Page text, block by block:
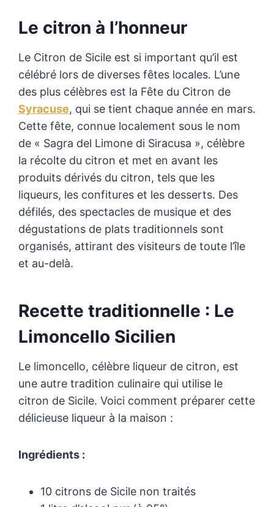
Le citron à l’honneur
Le Citron de Sicile est si important qu’il est
célébré lors de diverses fêtes locales. L’une
des plus célèbres est la Fête du Citron de
Syracuse, qui se tient chaque année en mars.
Cette fête, connue localement sous le nom
de « Sagra del Limone di Siracusa », célèbre
la récolte du citron et met en avant les
produits dérivés du citron, tels que les
liqueurs, les confitures et les desserts. Des
défilés, des spectacles de musique et des
dégustations de plats traditionnels sont
organisés, attirant des visiteurs de toute l’île
et au-delà.
Recette traditionnelle : Le
Limoncello Sicilien
Le limoncello, célèbre liqueur de citron, est
une autre tradition culinaire qui utilise le
citron de Sicile. Voici comment préparer cette
délicieuse liqueur à la maison :
Ingrédients :
10 citrons de Sicile non traités